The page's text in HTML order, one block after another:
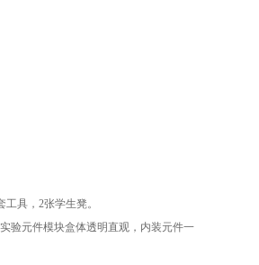
工具， 2张学生凳。
验元件模块盒体透明直观，内装元件一